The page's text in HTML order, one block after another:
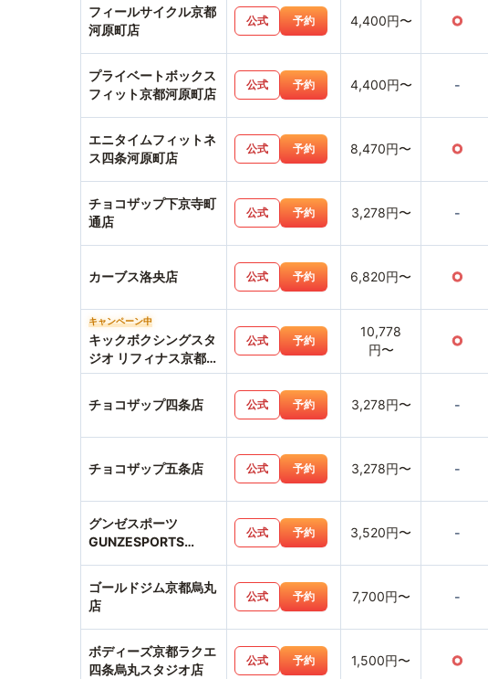
フィールサイクル京都
河原町店
公式 予約 4,400円〜 ○
プライベートボックス
フィット京都河原町店
公式 予約 4,400円〜 -
エニタイムフィットネ
ス四条河原町店
公式 予約 8,470円〜 ○
チョコザップ下京寺町
通店
公式 予約 3,278円〜 -
カーブス洛央店 公式 予約 6,820円〜 ○
キャンペーン中
キックボクシングスタ
ジオ リフィナス京都河
原町店
公式 予約
10,778
円〜
○
チョコザップ四条店 公式 予約 3,278円〜 -
チョコザップ五条店 公式 予約 3,278円〜 -
グンゼスポーツ
GUNZESPORTS
公式 予約 3,520円〜 -
ゴールドジム京都烏丸
店
公式 予約 7,700円〜 -
ボディーズ京都ラクエ
四条烏丸スタジオ店
公式 予約 1,500円〜 ○